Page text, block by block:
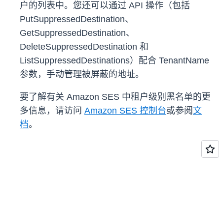
户的列表中。您还可以通过 API 操作（包括
PutSuppressedDestination、
GetSuppressedDestination、
DeleteSuppressedDestination 和
ListSuppressedDestinations）配合 TenantName
参数，手动管理被屏蔽的地址。
要了解有关 Amazon SES 中租户级别黑名单的更
多信息，请访问 Amazon SES 控制台或参阅 文
档。